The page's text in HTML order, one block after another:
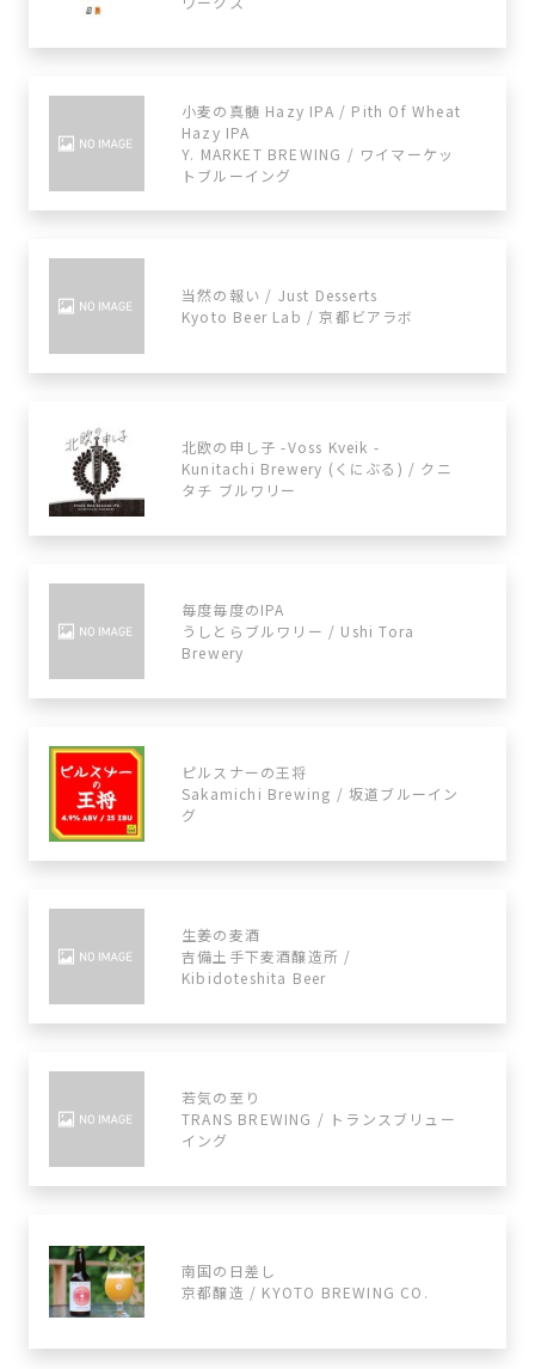
小麦の真髄 Hazy IPA / Pith Of Wheat
Hazy IPA
Y. MARKET BREWING / ワイマーケッ
トブルーイング
当然の報い / Just Desserts
Kyoto Beer Lab / 京都ビアラボ
北欧の申し子 -Voss Kveik -
Kunitachi Brewery (くにぶる) / クニ
タチ ブルワリー
毎度毎度のIPA
うしとらブルワリー / Ushi Tora
Brewery
ピルスナーの王将
Sakamichi Brewing / 坂道ブルーイン
グ
生姜の麦酒
吉備土手下麦酒醸造所 /
Kibidoteshita Beer
若気の至り
TRANS BREWING / トランスブリュー
イング
南国の日差し
京都醸造 / KYOTO BREWING CO.